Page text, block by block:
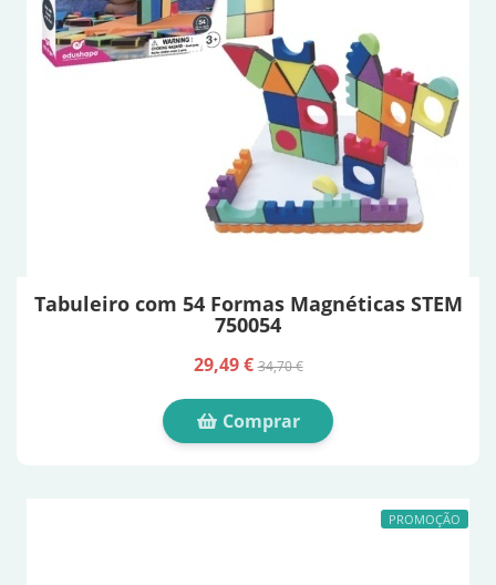
Tabuleiro com 54 Formas Magnéticas STEM
750054
29,49 €34,70 €
Comprar
PROMOÇÃO